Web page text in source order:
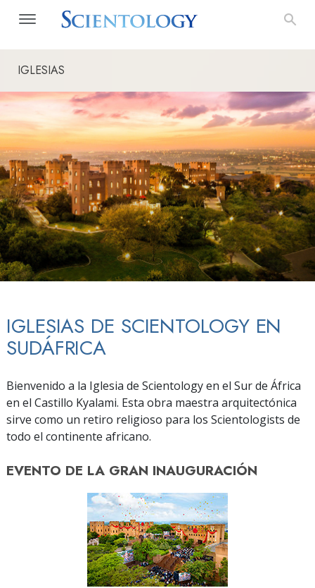
IGLESIAS
IGLESIAS DE SCIENTOLOGY EN
SUDÁFRICA
Bienvenido a la Iglesia de Scientology en el Sur de África
en el Castillo Kyalami. Esta obra maestra arquitectónica
sirve como un retiro religioso para los Scientologists de
todo el continente africano.
EVENTO DE LA GRAN INAUGURACIÓN